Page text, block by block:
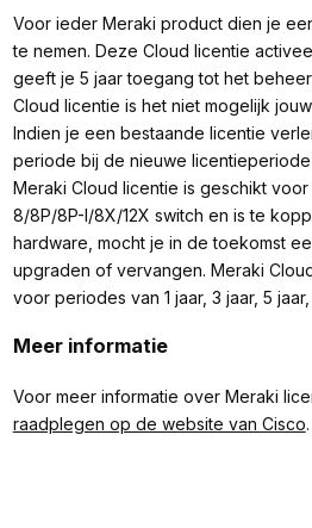
Voor ieder Meraki product dien je
te nemen. Deze Cloud licentie
geeft je 5 jaar toegang tot het
Cloud licentie is het niet mogelijk
Indien je een bestaande licentie
periode bij de nieuwe
Meraki Cloud licentie is geschikt voor
8/8P/8P-I/8X/12X switch en is te
hardware, mocht je in de toekomst
upgraden of vervangen. Meraki
voor periodes van 1 jaar, 3 jaar, 5
Meer informatie
Voor meer informatie over Meraki
raadplegen op de website van Cisco.